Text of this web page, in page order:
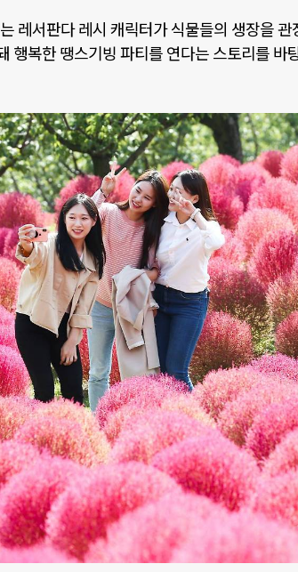
레서판다 레시 캐릭터가 식물들의 생장을
행복한 땡스기빙 파티를 연다는 스토리를 바